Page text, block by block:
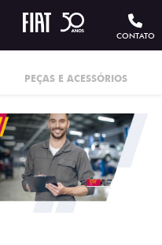
CONTATO
PEÇAS E ACESSÓRIOS